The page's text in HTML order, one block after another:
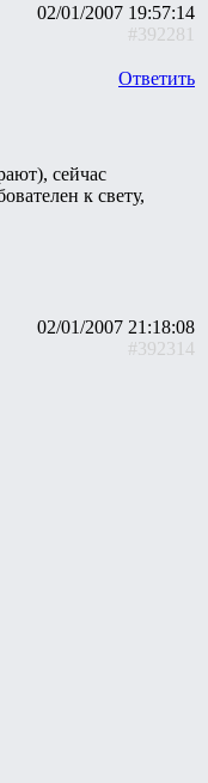
02/01/2007 19:57:14
#392281
Ответить
сейчас
к свету,
02/01/2007 21:18:08
#392314